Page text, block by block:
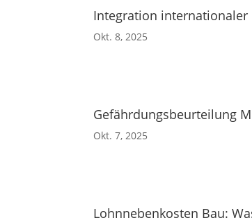
Integration internationaler
Okt. 8, 2025
Gefährdungsbeurteilung
Okt. 7, 2025
Lohnnebenkosten Bau: